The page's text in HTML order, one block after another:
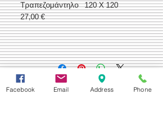
Τραπεζομάντηλο 120 Χ 120
27,00 €
Δεχόμαστε
Facebook Email Address Phone